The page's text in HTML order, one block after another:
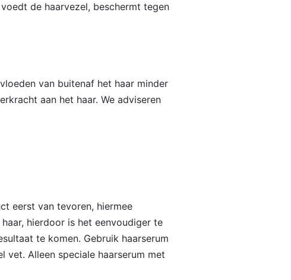
de haarvezel, beschermt tegen
van buitenaf het haar minder
aan het haar. We adviseren
eerst van tevoren, hiermee
hierdoor is het eenvoudiger te
te komen. Gebruik haarserum
Alleen speciale haarserum met